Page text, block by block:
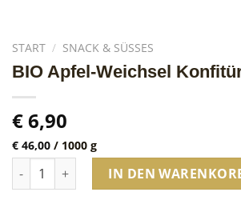
START / SNACK & SÜSSES
BIO Apfel-Weichsel
€6,90
€ 46,00/ 1000 g
BIO Apfel-Weichsel Konfitüre Menge
IN DEN